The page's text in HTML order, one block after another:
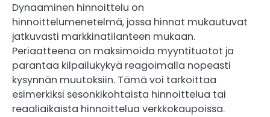
Dynaaminen hinnoittelu on
hinnoittelumenetelmä, jossa hinnat mukautuvat
jatkuvasti markkinatilanteen mukaan.
Periaatteena on maksimoida myyntituotot ja
parantaa kilpailukykyä reagoimalla nopeasti
kysynnän muutoksiin. Tämä voi tarkoittaa
esimerkiksi sesonkikohtaista hinnoittelua tai
reaaliaikaista hinnoittelua verkkokaupoissa.